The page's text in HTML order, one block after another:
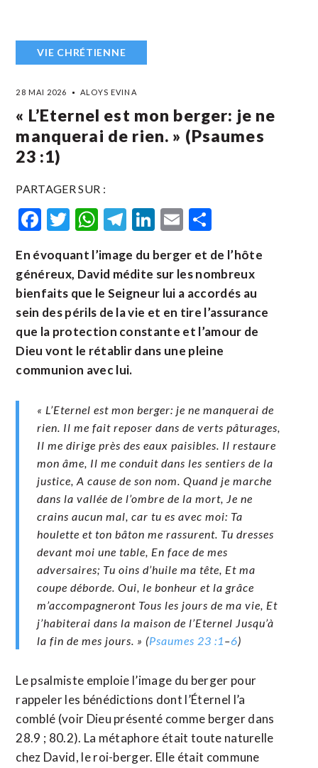
VIE CHRÉTIENNE
28 MAI 2026 ALOYS EVINA
« L’Eternel est mon berger: je ne
manquerai de rien. » (Psaumes
23 :1)
PARTAGER SUR :
Facebook
Twitter
WhatsApp
Telegram
LinkedIn
Email
En évoquant l’image du berger et de l’hôte
généreux, David médite sur les nombreux
bienfaits que le Seigneur lui a accordés au
sein des périls de la vie et en tire l’assurance
que la protection constante et l’amour de
Dieu vont le rétablir dans une pleine
communion avec lui.
« L’Eternel est mon berger: je ne manquerai de
rien. Il me fait reposer dans de verts pâturages,
Il me dirige près des eaux paisibles. Il restaure
mon âme, Il me conduit dans les sentiers de la
justice, A cause de son nom. Quand je marche
dans la vallée de l’ombre de la mort, Je ne
crains aucun mal, car tu es avec moi: Ta
houlette et ton bâton me rassurent. Tu dresses
devant moi une table, En face de mes
adversaires; Tu oins d’huile ma tête, Et ma
coupe déborde. Oui, le bonheur et la grâce
m’accompagneront Tous les jours de ma vie, Et
j’habiterai dans la maison de l’Eternel Jusqu’à
la fin de mes jours. » (Psaumes 23 :1 –6)
Le psalmiste emploie l’image du berger pour
rappeler les bénédictions dont l’Éternel l’a
comblé (voir Dieu présenté comme berger dans
28.9 ; 80.2). La métaphore était toute naturelle
chez David, le roi-berger. Elle était commune